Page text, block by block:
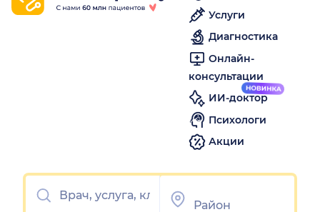
Услуги
Диагностика
Онлайн-
консультации
ИИ-доктор
Психологи
Акции